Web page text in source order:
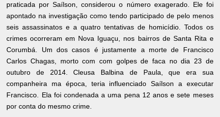
praticada por Saílson, considerou o número exagerado. Ele foi
apontado na investigação como tendo participado de pelo menos
seis assassinatos e a quatro tentativas de homicídio. Todos os
crimes ocorreram em Nova Iguaçu, nos bairros de Santa Rita e
Corumbá. Um dos casos é justamente a morte de Francisco
Carlos Chagas, morto com com golpes de faca no dia 23 de
outubro de 2014. Cleusa Balbina de Paula, que era sua
companheira ma época, teria influenciado Saílson a executar
Francisco. Ela foi condenada a uma pena 12 anos e sete meses
por conta do mesmo crime.